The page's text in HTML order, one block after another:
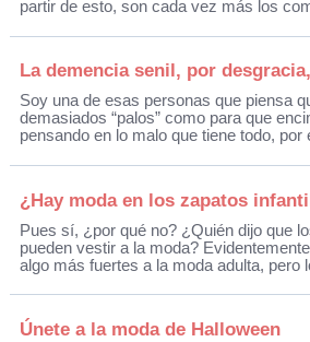
partir de esto, son cada vez más los
La demencia senil, por
Soy una de esas personas que piensa
demasiados “palos” como para que
pensando en lo malo que tiene todo, por
¿Hay moda en los zapatos
Pues sí, ¿por qué no? ¿Quién dijo que
pueden vestir a la moda?
algo más fuertes a la moda adulta, pero
Únete a la moda de Halloween